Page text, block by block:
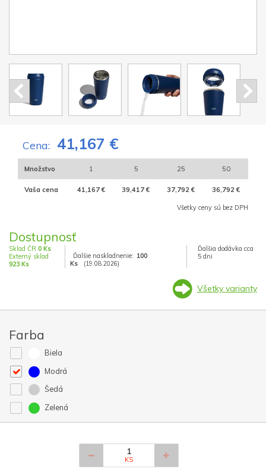
Cena: 41,167 €
Množstvo 1 5 25 50
Vaša cena 41,167 € 39,417 € 37,792 € 36,792 €
Všetky ceny sú bez DPH
Dostupnosť
Sklad ČR 0 Ks
Externý sklad
923 Ks
Ďalšie naskladnenie: 100
Ks
(19.08.2026)
Ďalšia dodávka cca
5 dni
Všetky varianty
Farba
Biela
Modrá
Šedá
Zelená
KS